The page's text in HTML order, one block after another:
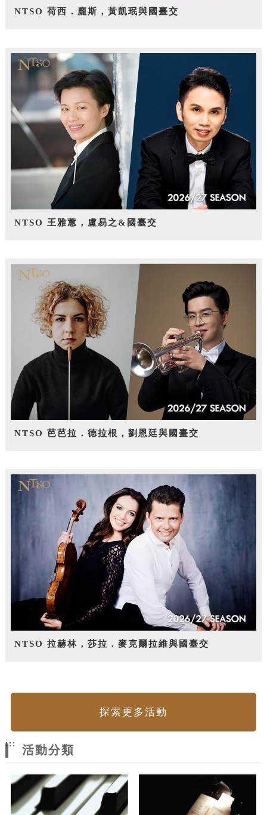
NTSO 荷西．龐斯，黃凱珉與國臺交
NTSO 王雅蕙，盧易之&國臺交
NTSO 芭芭拉．德拉根，劉恩廷與國臺交
NTSO 拉赫林，莎拉．麥克爾拉維與國臺交
探索更多活動
:::
活動分類